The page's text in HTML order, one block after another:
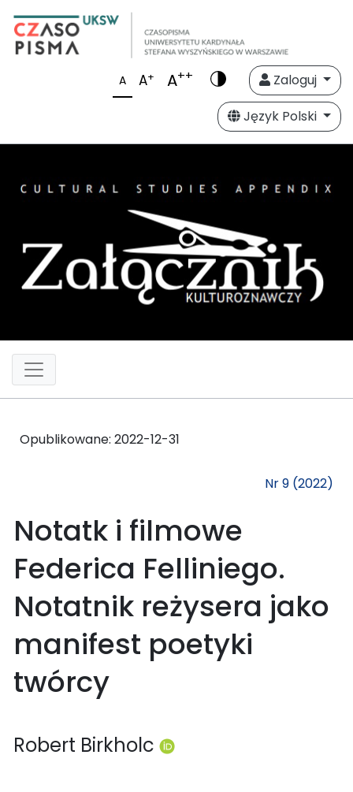
A A+ A++
Zaloguj
Język Polski
Opublikowane: 2022-12-31
Nr 9 (2022)
Notatk i filmowe
Federica Felliniego.
Notatnik reżysera jako
manifest poetyki
twórcy
Robert Birkholc